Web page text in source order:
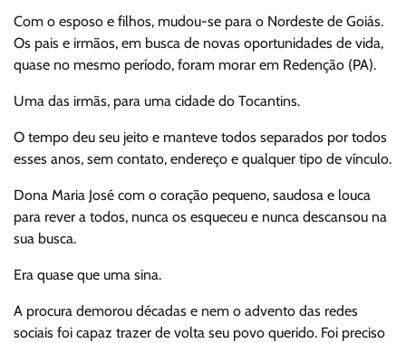
Com o esposo e filhos, mudou-se para o Nordeste de Goiás.
Os pais e irmãos, em busca de novas oportunidades de vida,
quase no mesmo período, foram morar em Redenção (PA).
Uma das irmãs, para uma cidade do Tocantins.
O tempo deu seu jeito e manteve todos separados por todos
esses anos, sem contato, endereço e qualquer tipo de vínculo.
Dona Maria José com o coração pequeno, saudosa e louca
para rever a todos, nunca os esqueceu e nunca descansou na
sua busca.
Era quase que uma sina.
A procura demorou décadas e nem o advento das redes
sociais foi capaz trazer de volta seu povo querido. Foi preciso